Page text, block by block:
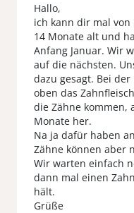
Hallo,
ich kann dir mal
14 Monate alt und
Anfang Januar. Wir
auf die nächsten.
dazu gesagt. Bei
oben das
die Zähne kommen,
Monate her.
Na ja dafür haben
Zähne können aber
Wir warten einfach
dann mal einen
hält.
Grüße